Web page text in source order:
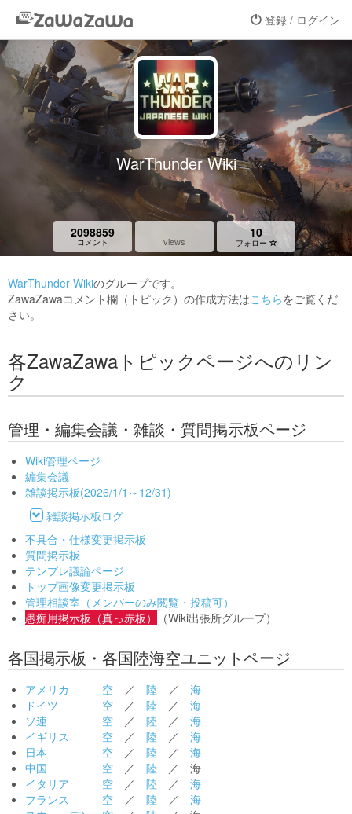
登録 / ログイン
WarThunder Wiki
2098859
コメント views
10
フォロー
WarThunder Wikiのグループです。
ZawaZawaコメント欄（トピック）の作成方法はこちらをご覧くだ
さい。
各ZawaZawaトピックページへのリン
ク
管理・編集会議・雑談・質問掲示板ページ
Wiki管理ページ
編集会議
雑談掲示板(2026/1/1～12/31)
雑談掲示板ログ
不具合・仕様変更掲示板
質問掲示板
テンプレ議論ページ
トップ画像変更掲示板
管理相談室（メンバーのみ閲覧・投稿可）
愚痴用掲示板（真っ赤板）
（Wiki出張所グループ）
各国掲示板・各国陸海空ユニットページ
アメリカ 空 ／陸 ／海
ドイツ
空 ／陸 ／海
ソ連
空 ／陸 ／海
イギリス
空 ／陸 ／海
日本
空 ／陸 ／海
中国
空 ／陸 ／ 海
イタリア
空 ／陸 ／海
フランス
空 ／陸 ／海